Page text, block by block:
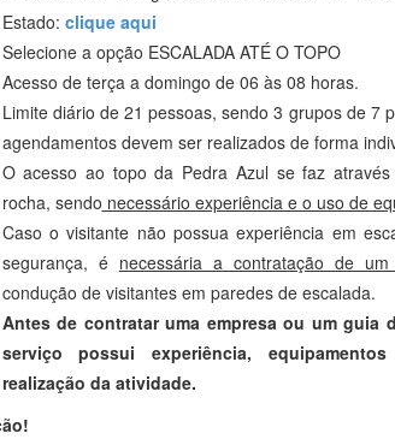
Estado: clique aqui
Selecione a opção ESCALADA ATÉ O TOPO
Acesso de terça a domingo de 06 às 08 horas.
Limite diário de 21 pessoas, sendo 3 grupos de 7
agendamentos devem ser realizados de forma
O acesso ao topo da Pedra Azul se faz
rocha, sendo necessário experiência e o uso de
Caso o visitante não possua experiência em
segurança, é necessária a contratação de
condução de visitantes em paredes de escalada.
Antes de contratar uma empresa ou um guia
serviço possui experiência,
realização da atividade.